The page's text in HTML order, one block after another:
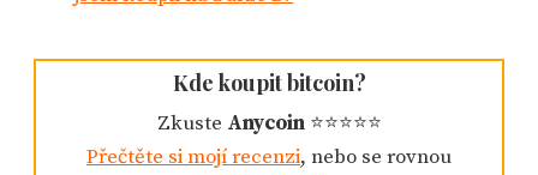
Kde koupit bitcoin?
Zkuste Anycoin⭐️⭐️⭐️⭐️⭐️️
Přečtěte si mojí recenzi, nebo se rovnou